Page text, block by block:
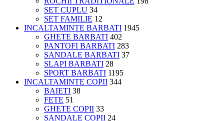
SET CUPLU 34
SET FAMILIE 12
INCALTAMINTE BARBATI 1945
GHETE BARBATI 402
PANTOFI BARBATI 283
SANDALE BARBATI 37
SLAPI BARBATI 28
SPORT BARBATI 1195
INCALTAMINTE COPII 344
BAIETI 38
FETE 51
GHETE COPII 33
SANDALE COPII 24